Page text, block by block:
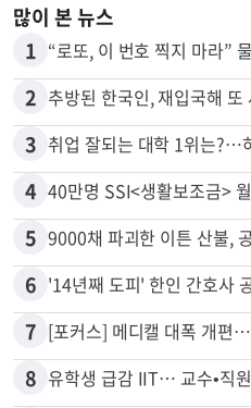
많이 본 뉴스
1 “로또, 이 번호 찍지 마라”
2 추방된 한국인, 재입국해 또
3 취업 잘되는 대학 1위는?…
4 40만명 SSI<생활보조금>
5 9000채 파괴한 이튼 산불,
6 '14년째 도피' 한인 간호사
7 [포커스] 메디캘 대폭 개편
8 유학생 급감 IIT… 교수•직